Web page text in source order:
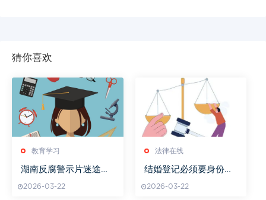
猜你喜欢
教育学习
湖南反腐警示片迷途引
2026-03-22
法律在线
结婚登记必须要身份证
2026-03-22